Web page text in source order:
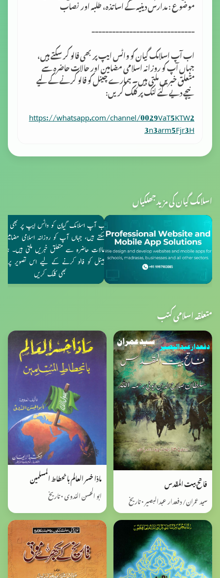
موضوع : مدارس دینیہ کے اساتذہ، طلبہ اور نصاب
------------------------------
اب آپ اسلامک گِیان کو واٹس ایپ پر بھی فالو کر سکتے ہیں،
جہاں آپ کو روزانہ اسلامی مضامین اور حالات حاضرہ سے
متعلق خبریں ملتی ہیں۔ ہمارے چینل کو فالو کرنے کے لیے
نیچے دیے گئے لنک پر کلک کریں:
https://whatsapp.com/channel/0029VaT5KTW2
3n3arm5Fjr3H
اسلامک گیان کی مزید جھلکیاں
متعلقہ اسلامی کتب
فاتح بیت المقدس
سید عمران/ دفعدار عبدالبصیر • تاریخ
ماذا خسر العالم بانحطاط المسلمين
ابو الحسن الندوی • تاریخ